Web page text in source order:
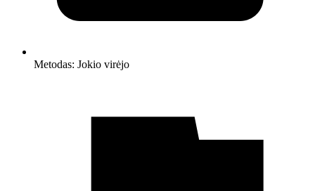
Metodas: Jokio virėjo